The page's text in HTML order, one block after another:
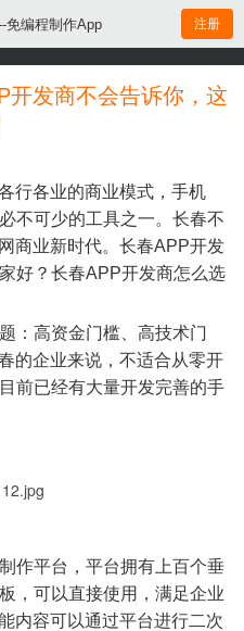
免编程制作App 注册
开发商不会告诉你，这
行各业的商业模式，手机
不可少的工具之一。长春不
商业新时代。长春APP开发
好？长春APP开发商怎么选
：高资金门槛、高技术门
的企业来说，不适合从零开
前已经有大量开发完善的手
作平台，平台拥有上百个垂
，可以直接使用，满足企业
内容可以通过平台进行二次